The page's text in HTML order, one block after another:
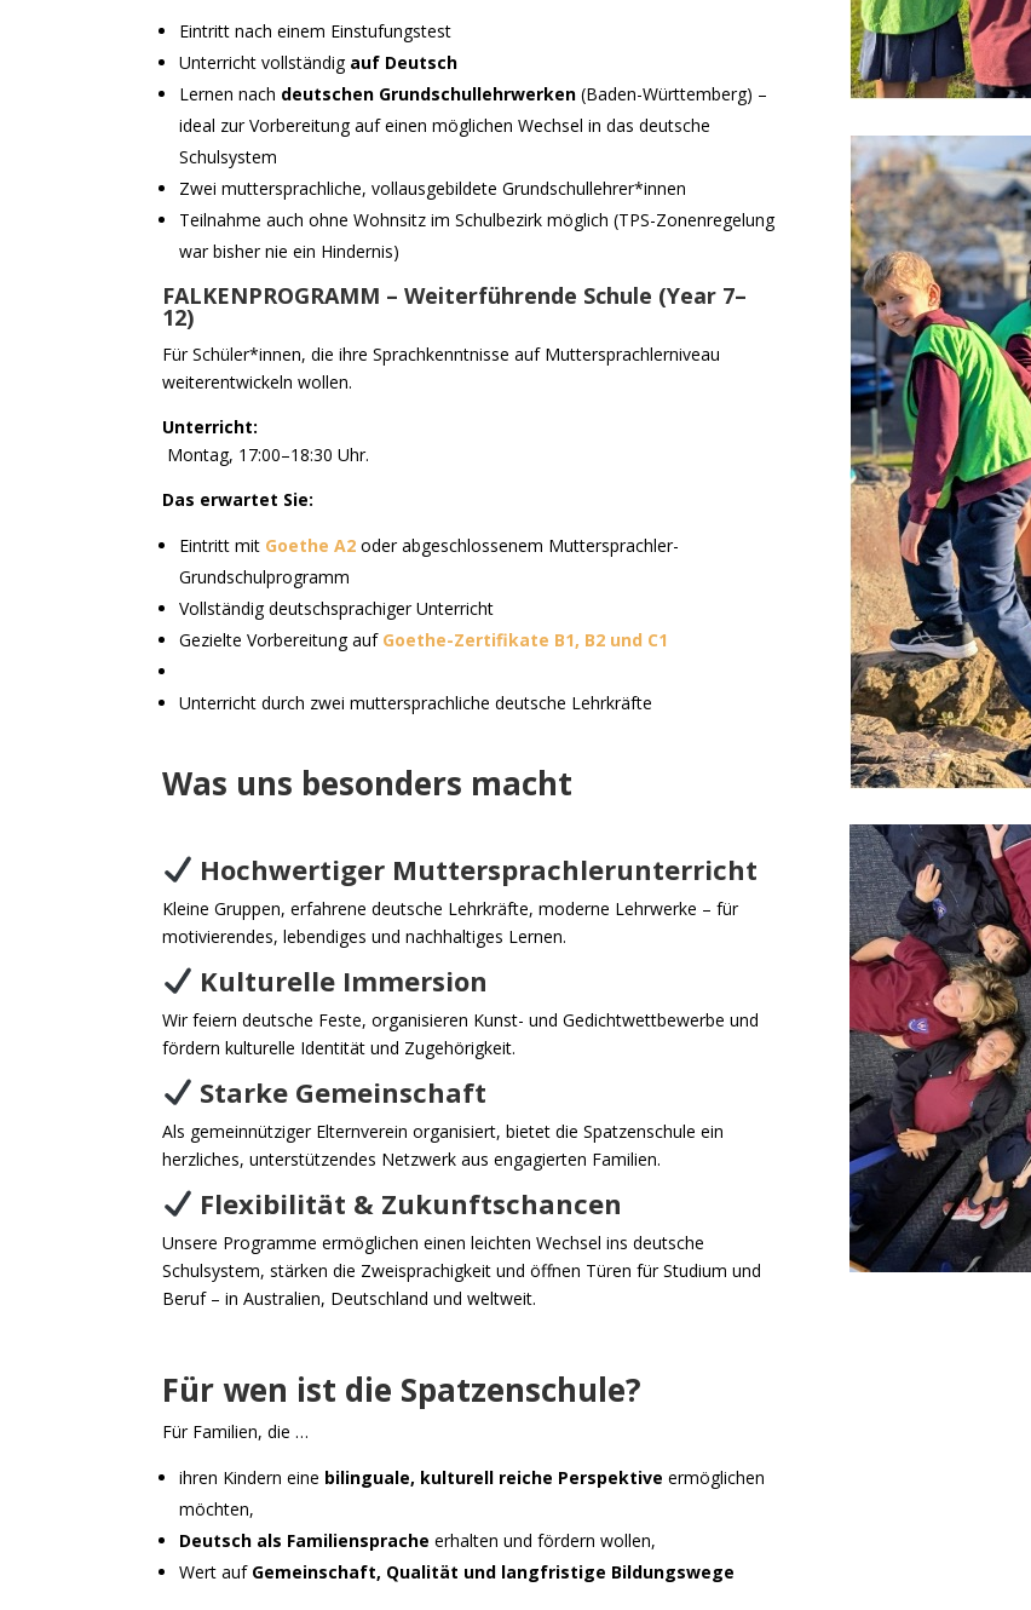
Eintritt nach einem Einstufungstest
Unterricht vollständig auf Deutsch
Lernen nach deutschen Grundschullehrwerken (Baden-Württemberg) –
ideal zur Vorbereitung auf einen möglichen Wechsel in das deutsche
Schulsystem
Zwei muttersprachliche, vollausgebildete Grundschullehrer*innen
Teilnahme auch ohne Wohnsitz im Schulbezirk möglich (TPS-Zonenregelung
war bisher nie ein Hindernis)
FALKENPROGRAMM – Weiterführende Schule (Year 7–
12)
Für Schüler*innen, die ihre Sprachkenntnisse auf Muttersprachlerniveau
weiterentwickeln wollen.
Unterricht:
Montag, 17:00–18:30 Uhr.
Das erwartet Sie:
Eintritt mit Goethe A2 oder abgeschlossenem Muttersprachler-
Grundschulprogramm
Vollständig deutschsprachiger Unterricht
Gezielte Vorbereitung auf Goethe-Zertifikate B1, B2 und C1
Unterricht durch zwei muttersprachliche deutsche Lehrkräfte
Was uns besonders macht
Hochwertiger Muttersprachlerunterricht
Kleine Gruppen, erfahrene deutsche Lehrkräfte, moderne Lehrwerke – für
motivierendes, lebendiges und nachhaltiges Lernen.
Kulturelle Immersion
Wir feiern deutsche Feste, organisieren Kunst- und Gedichtwettbewerbe und
fördern kulturelle Identität und Zugehörigkeit.
Starke Gemeinschaft
Als gemeinnütziger Elternverein organisiert, bietet die Spatzenschule ein
herzliches, unterstützendes Netzwerk aus engagierten Familien.
Flexibilität & Zukunftschancen
Unsere Programme ermöglichen einen leichten Wechsel ins deutsche
Schulsystem, stärken die Zweisprachigkeit und öffnen Türen für Studium und
Beruf – in Australien, Deutschland und weltweit.
Für wen ist die Spatzenschule?
Für Familien, die …
ihren Kindern eine bilinguale, kulturell reiche Perspektive ermöglichen
möchten,
Deutsch als Familiensprache erhalten und fördern wollen,
Wert auf Gemeinschaft, Qualität und langfristige Bildungswege